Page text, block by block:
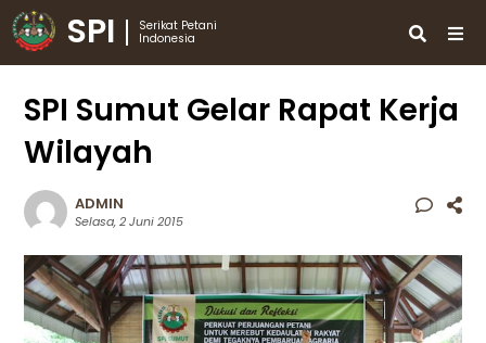
SPI
Serikat Petani
Indonesia
SPI Sumut Gelar Rapat Kerja
Wilayah
ADMIN
Selasa, 2 Juni 2015